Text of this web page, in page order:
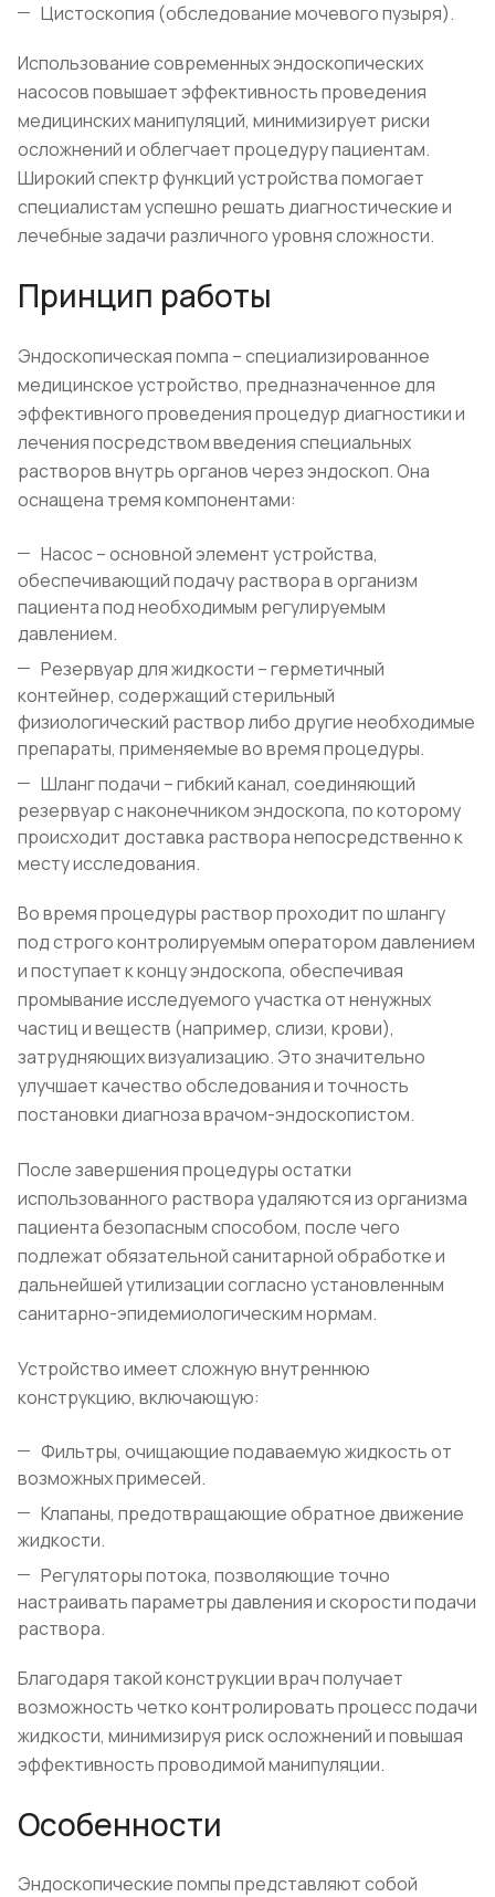
Цистоскопия (обследование мочевого пузыря).
Использование современных эндоскопических
насосов повышает эффективность проведения
медицинских манипуляций, минимизирует риски
осложнений и облегчает процедуру пациентам.
Широкий спектр функций устройства помогает
специалистам успешно решать диагностические и
лечебные задачи различного уровня сложности.
Принцип работы
Эндоскопическая помпа – специализированное
медицинское устройство, предназначенное для
эффективного проведения процедур диагностики и
лечения посредством введения специальных
растворов внутрь органов через эндоскоп. Она
оснащена тремя компонентами:
Насос – основной элемент устройства,
обеспечивающий подачу раствора в организм
пациента под необходимым регулируемым
давлением.
Резервуар для жидкости – герметичный
контейнер, содержащий стерильный
физиологический раствор либо другие необходимые
препараты, применяемые во время процедуры.
Шланг подачи – гибкий канал, соединяющий
резервуар с наконечником эндоскопа, по которому
происходит доставка раствора непосредственно к
месту исследования.
Во время процедуры раствор проходит по шлангу
под строго контролируемым оператором давлением
и поступает к концу эндоскопа, обеспечивая
промывание исследуемого участка от ненужных
частиц и веществ (например, слизи, крови),
затрудняющих визуализацию. Это значительно
улучшает качество обследования и точность
постановки диагноза врачом-эндоскопистом.
После завершения процедуры остатки
использованного раствора удаляются из организма
пациента безопасным способом, после чего
подлежат обязательной санитарной обработке и
дальнейшей утилизации согласно установленным
санитарно-эпидемиологическим нормам.
Устройство имеет сложную внутреннюю
конструкцию, включающую:
Фильтры, очищающие подаваемую жидкость от
возможных примесей.
Клапаны, предотвращающие обратное движение
жидкости.
Регуляторы потока, позволяющие точно
настраивать параметры давления и скорости подачи
раствора.
Благодаря такой конструкции врач получает
возможность четко контролировать процесс подачи
жидкости, минимизируя риск осложнений и повышая
эффективность проводимой манипуляции.
Особенности
Эндоскопические помпы представляют собой